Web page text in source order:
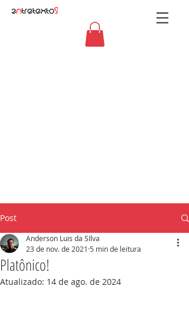
Post
Platônico!
Anderson Luis da SIlva
23 de nov. de 2021 5 min de leitura
Atualizado: 14 de ago. de 2024